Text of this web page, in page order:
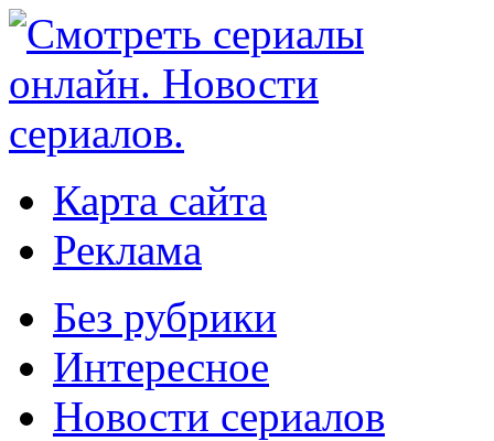
Карта сайта
Реклама
Без рубрики
Интересное
Новости сериалов